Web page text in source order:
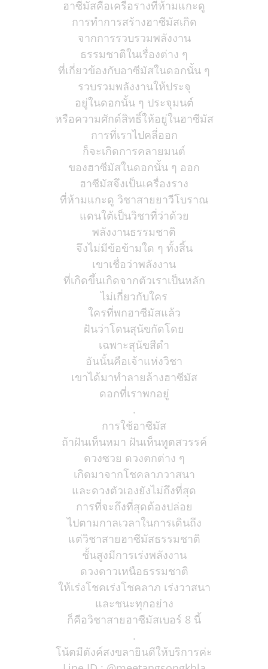
ฮาซีมัสคือเครื่อรางที่ห้ามแกะดู
การทำการสร้างฮาซีมัสเกิด
จากการรวบรวมพลังงาน
ธรรมชาติในเรื่องต่าง ๆ
ที่เกี่ยวข้องกับอาซีมัสในดอกนั้น ๆ
รวบรวมพลังงานให้ประจุ
อยู่ในดอกนั้น ๆ ประจุมนต์
หรือความศักด์สิทธิ์ให้อยู่ในฮาซีมัส
การที่เราไปคลี่ออก
ก็จะเกิดการคลายมนต์
ของฮาซีมัสในดอกนั้น ๆ ออก
ฮาซีมัสจึงเป็นเครื่องราง
ที่ห้ามแกะดู วิชาสายยาวีโบราณ
แดนใต้เป็นวิชาที่ว่าด้วย
พลังงานธรรมชาติ
จึงไม่มีข้อข้ามใด ๆ ทั้งสิ้น
เขาเชื่อว่าพลังงาน
ที่เกิดขึ้นเกิดจากตัวเราเป็นหลัก
ไม่เกี่ยวกับใคร
ใครที่พกฮาซีมัสแล้ว
ฝันว่าโดนสุนัขกัดโดย
เฉพาะสุนัขสีดำ
อันนั้นคือเจ้าแห่งวิชา
เขาได้มาทำลายล้างฮาซีมัส
ดอกที่เราพกอยู่
.
การใช้อาซีมัส
ถ้าฝันเห็นหมา ฝันเห็นทูตสวรรค์
ดวงซวย ดวงตกต่าง ๆ
เกิดมาจากโชคลาภวาสนา
และดวงตัวเองยังไม่ถึงที่สุด
การที่จะถึงที่สุดต้องปล่อย
ไปตามกาลเวลาในการเดินถึง
แต่วิชาสายฮาซีมัสธรรมชาติ
ชั้นสูงมีการเร่งพลังงาน
ดวงดาวเหนือธรรมชาติ
ให้เร่งโชคเร่งโชคลาภ เร่งวาสนา
และชนะทุกอย่าง
ก็คือวิชาสายฮาซีมัสเบอร์ 8 นี้
.
โน้ตมีตังค์สงขลายินดีให้บริการค่ะ